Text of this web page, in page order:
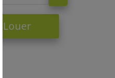
À Louer